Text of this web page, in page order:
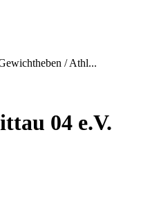
/ Athl...
04 e.V.